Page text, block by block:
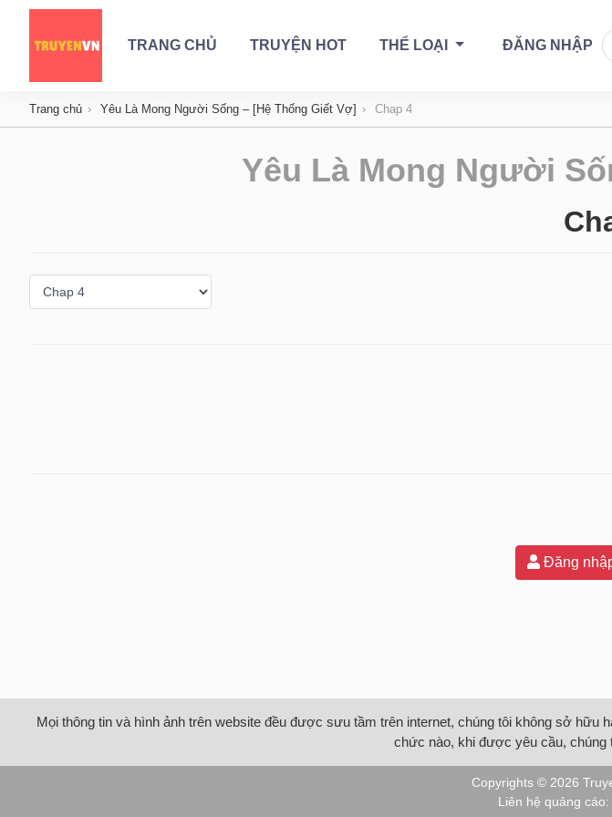
TRANG CHỦ TRUYỆN HOT THỂ LOẠI ĐĂNG NHẬP
Trang chủ Yêu Là Mong Người Sống – [Hệ Thống Giết Vợ] Chap 4
Yêu Là Mong Người
Đăng
Mọi thông tin và hình ảnh trên website đều được sưu tầm trên internet, chúng tôi không sở
chức nào, khi được yêu cầu,
Copyrights © 2026
Liên hệ quảng cáo: